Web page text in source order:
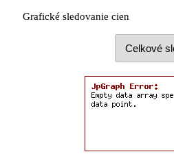
Grafické sledovanie cien